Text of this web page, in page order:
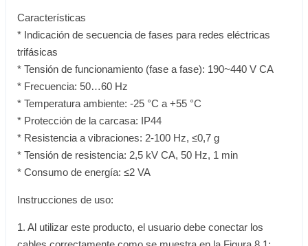
Características
* Indicación de secuencia de fases para redes eléctricas
trifásicas
* Tensión de funcionamiento (fase a fase): 190~440 V CA
* Frecuencia: 50…60 Hz
* Temperatura ambiente: -25 °C a +55 °C
* Protección de la carcasa: IP44
* Resistencia a vibraciones: 2-100 Hz, ≤0,7 g
* Tensión de resistencia: 2,5 kV CA, 50 Hz, 1 min
* Consumo de energía: ≤2 VA
Instrucciones de uso:
1. Al utilizar este producto, el usuario debe conectar los